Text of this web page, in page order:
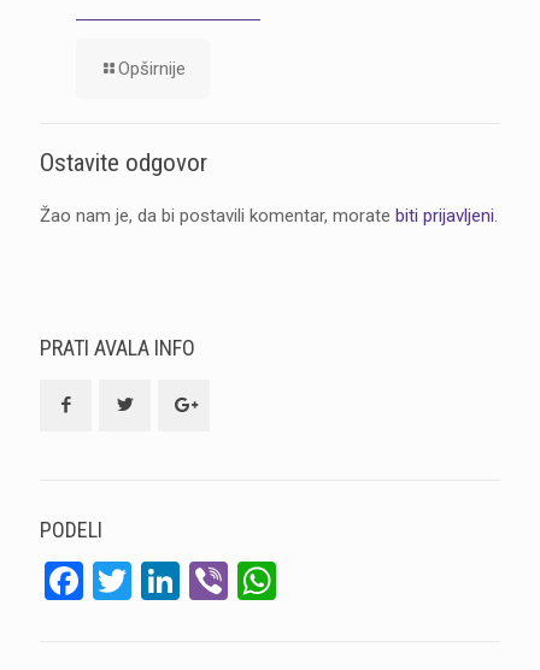
Opširnije
Ostavite odgovor
Žao nam je, da bi postavili komentar, morate biti prijavljeni.
PRATI AVALA INFO
PODELI
Facebook
Twitter
LinkedIn
Viber